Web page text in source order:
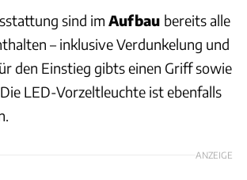
sind im Aufbau bereits alle
– inklusive Verdunkelung und
den Einstieg gibts einen Griff sowie
LED-Vorzeltleuchte ist ebenfalls
ANZEIGE